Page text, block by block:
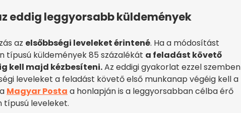
eddig leggyorsabb küldemények
az elsőbbségi leveleket érintené. Ha a módosítást
típusú küldemények 85 százalékát a feladást követő
kell majd kézbesíteni.Az eddigi gyakorlat ezzel szemben
leveleket a feladást követő első munkanap végéig kell a
Magyar Posta a honlapján is a leggyorsabban célba érő
típusú leveleket.